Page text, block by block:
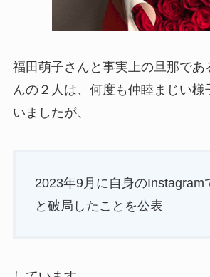
福田萌子さんと事実上の旦那であ
んの２人は、何度も仲睦まじい様
いましたが、
2023年9月に自身のInstagram
と破局したことを公表